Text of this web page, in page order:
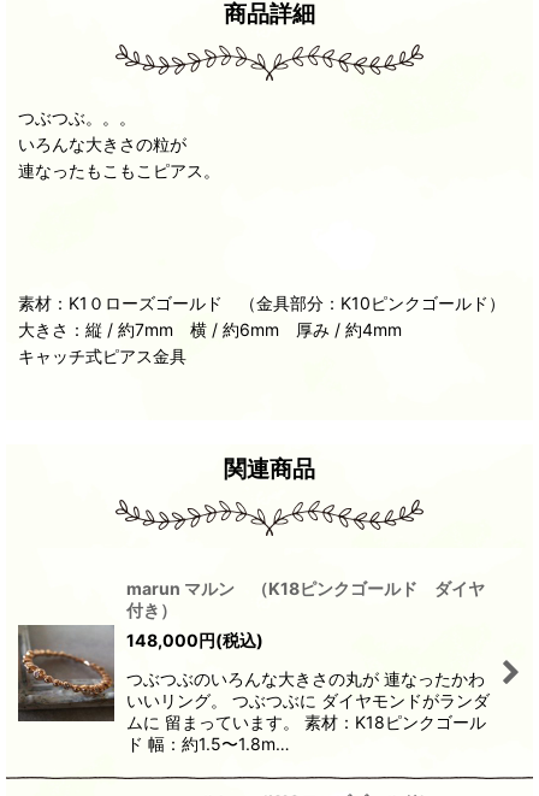
商品詳細
つぶつぶ。。。
いろんな大きさの粒が
連なったもこもこピアス。
素材：K1０ローズゴールド （金具部分：K10ピンクゴールド）
大きさ：縦 / 約7mm 横 / 約6mm 厚み / 約4mm
キャッチ式ピアス金具
関連商品
marun マルン （K18ピンクゴールド ダイヤ
付き）
148,000円(税込)
つぶつぶのいろんな大きさの丸が 連なったかわ
いいリング。 つぶつぶに ダイヤモンドがランダ
ムに 留まっています。 素材：K18ピンクゴール
ド 幅：約1.5〜1.8m…